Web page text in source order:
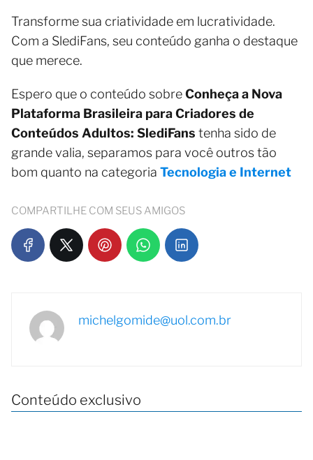
Transforme sua criatividade em lucratividade.
Com a SlediFans, seu conteúdo ganha o destaque
que merece.
Espero que o conteúdo sobreConheça a Nova
Plataforma Brasileira para Criadores de
Conteúdos Adultos: SlediFans tenha sido de
grande valia, separamos para você outros tão
bom quanto na categoria Tecnologia e Internet
COMPARTILHE COM SEUS AMIGOS
michelgomide@uol.com.br
Conteúdo exclusivo